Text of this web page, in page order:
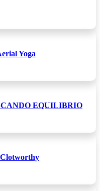
Yoga
EQUILIBRIO